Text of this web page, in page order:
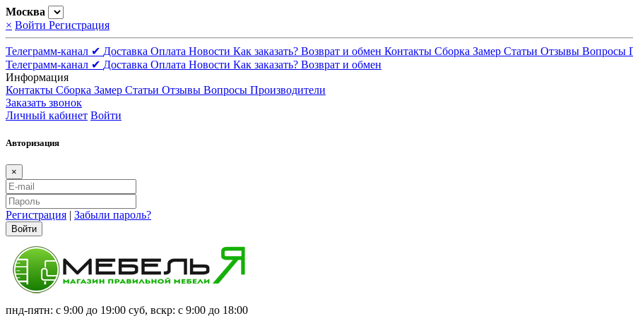
Москва
× Войти Регистрация
Телеграмм-канал ✔ Доставка Оплата Новости Как заказать? Возврат и обмен Контакты Сборка Замер Статьи Отзывы Вопросы
Телеграмм-канал ✔ Доставка Оплата Новости Как заказать? Возврат и обмен
Информация
Контакты Сборка Замер Статьи Отзывы Вопросы Производители
Заказать звонок
Личный кабинет Войти
Авторизация
×
Регистрация | Забыли пароль?
Войти
пнд-пятн: с 9:00 до 19:00 суб, вскр: с 9:00 до 18:00